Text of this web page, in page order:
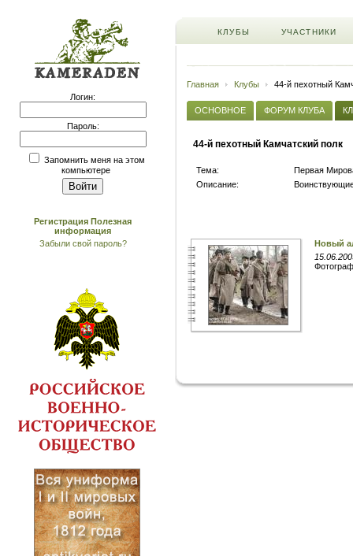
Логин:
Пароль:
Запомнить меня на этом
компьютере
Регистрация Полезная
информация
Забыли свой пароль?
КЛУБЫ УЧАСТНИКИ
Главная Клубы 44-й пехотный
ОСНОВНОЕ ФОРУМ КЛУБА
44-й пехотный Камчатский полк
Тема:
Первая
Описание:
Новый